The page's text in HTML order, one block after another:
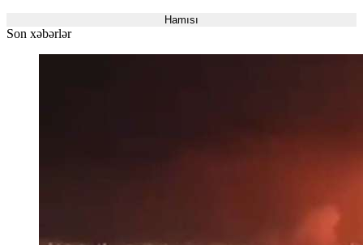
Hamısı
Son xəbərlər